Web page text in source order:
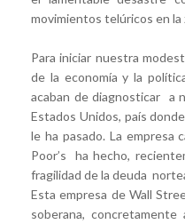
movimientos telúricos en la
Para iniciar nuestra
de la economía y la
acaban de diagnosticar a
Estados Unidos, país
le ha pasado. La empresa
Poor’s ha hecho,
fragilidad de la deuda
Esta empresa de Wall
soberana,